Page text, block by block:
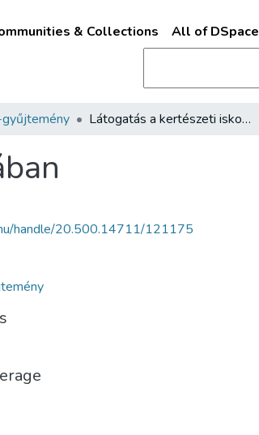
& Collections All of DSpace
Látogatás a kertészeti iskolában
handle/20.500.14711/121175